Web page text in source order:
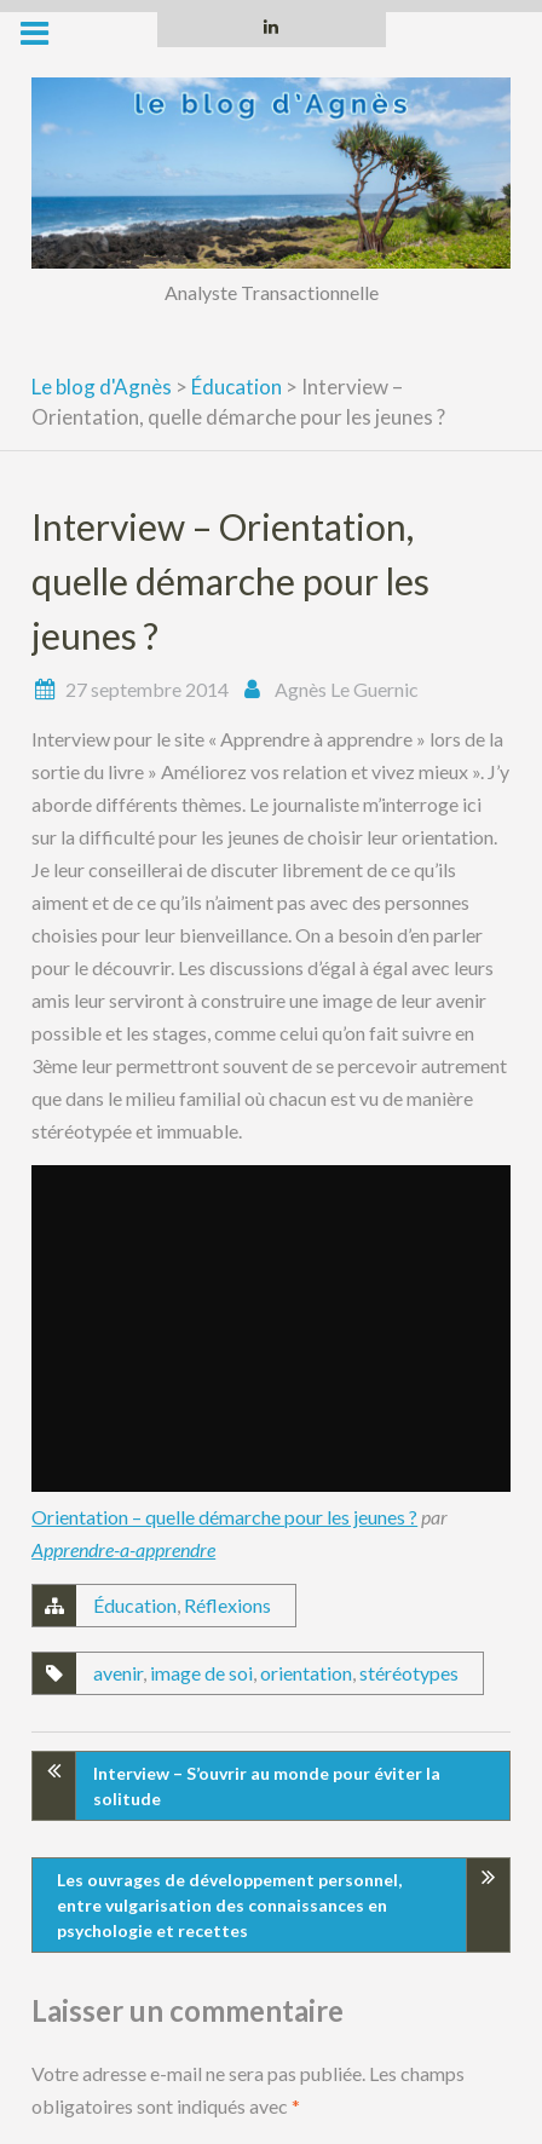
Skip
content
Analyste Transactionnelle
Le blog d'Agnès > Éducation > Interview –
Orientation, quelle démarche pour les jeunes ?
Interview – Orientation,
quelle démarche pour les
jeunes ?
27 septembre 2014 Agnès Le Guernic
Interview pour le site « Apprendre à apprendre » lors de la
sortie du livre » Améliorez vos relation et vivez mieux ». J’y
aborde différents thèmes. Le journaliste m’interroge ici
sur la difficulté pour les jeunes de choisir leur orientation.
Je leur conseillerai de discuter librement de ce qu’ils
aiment et de ce qu’ils n’aiment pas avec des personnes
choisies pour leur bienveillance. On a besoin d’en parler
pour le découvrir. Les discussions d’égal à égal avec leurs
amis leur serviront à construire une image de leur avenir
possible et les stages, comme celui qu’on fait suivre en
3ème leur permettront souvent de se percevoir autrement
que dans le milieu familial où chacun est vu de manière
stéréotypée et immuable.
Orientation – quelle démarche pour les jeunes ? par
Apprendre-a-apprendre
Éducation, Réflexions
avenir, image de soi,orientation,stéréotypes
Interview – S’ouvrir au monde pour éviter la
solitude
Les ouvrages de développement personnel,
entre vulgarisation des connaissances en
psychologie et recettes
Laisser un commentaire
Votre adresse e-mail ne sera pas publiée. Les champs
obligatoires sont indiqués avec*